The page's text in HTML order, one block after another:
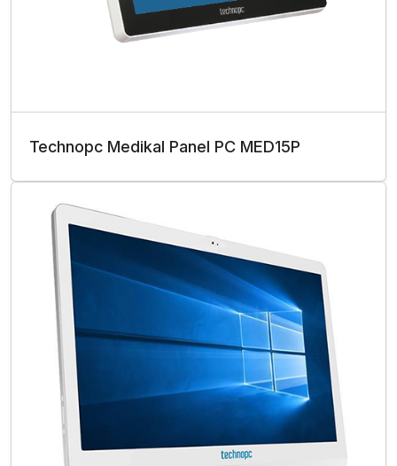
Technopc Medikal Panel PC MED15P